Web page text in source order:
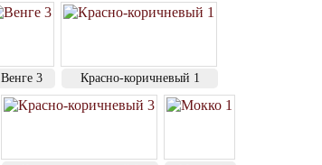
Венге 3 Красно-коричневый 1